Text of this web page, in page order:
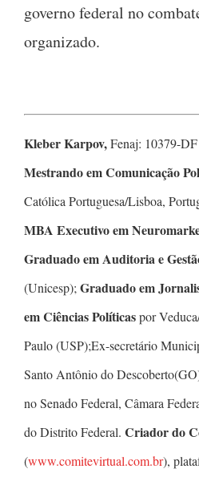
governo federal no
organizado.
Kleber Karpov,Fenaj: 10379-
Mestrando em Comunicação
Católica Portuguesa/Lisboa,
MBA Executivo em
Graduado em Auditoria e
(Unicesp); Graduado em
em Ciências Políticaspor
Paulo (USP);Ex-secretário
Santo Antônio do
no Senado Federal, Câmara
do Distrito Federal. Criador do
(www.comitevirtual.com.br),